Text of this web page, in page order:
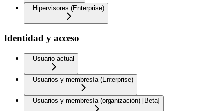
Hipervisores (Enterprise)
Identidad y acceso
Usuario actual
Usuarios y membresía (Enterprise)
Usuarios y membresía (organización) [Beta]